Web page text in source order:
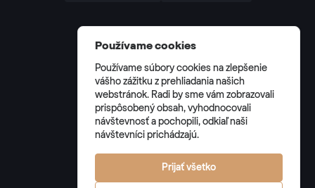
Používame cookies
Používame súbory cookies na zlepšenie
vášho zážitku z prehliadania našich
webstránok. Radi by sme vám zobrazovali
prispôsobený obsah, vyhodnocovali
návštevnosť a pochopili, odkiaľ naši
návštevníci prichádzajú.
Prijať všetko